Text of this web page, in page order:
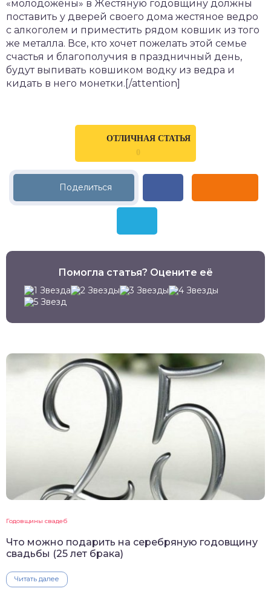
«молодожёны» в Жестяную годовщину должны
поставить у дверей своего дома жестяное ведро
с алкоголем и приместить рядом ковшик из того
же металла. Все, кто хочет пожелать этой семье
счастья и благополучия в праздничный день,
будут выпивать ковшиком водку из ведра и
кидать в него монетки.[/attention]
ОТЛИЧНАЯ СТАТЬЯ
0
Помогла статья? Оцените её
Годовщины свадеб
Что можно подарить на серебряную годовщину
свадьбы (25 лет брака)
Читать далее